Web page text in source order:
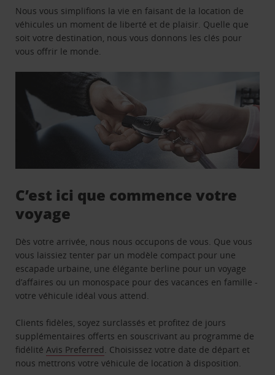
Nous vous simplifions la vie en faisant de la location de
véhicules un moment de liberté et de plaisir. Quelle que
soit votre destination, nous vous donnons les clés pour
vous offrir le monde.
C’est ici que commence votre
voyage
Dès votre arrivée, nous nous occupons de vous. Que vous
vous laissiez tenter par un modèle compact pour une
escapade urbaine, une élégante berline pour un voyage
d’affaires ou un monospace pour des vacances en famille -
votre véhicule idéal vous attend.
Clients fidèles, soyez surclassés et profitez de jours
supplémentaires offerts en souscrivant au programme de
fidélitéAvis Preferred. Choisissez votre date de départ et
nous mettrons votre véhicule de location à disposition.